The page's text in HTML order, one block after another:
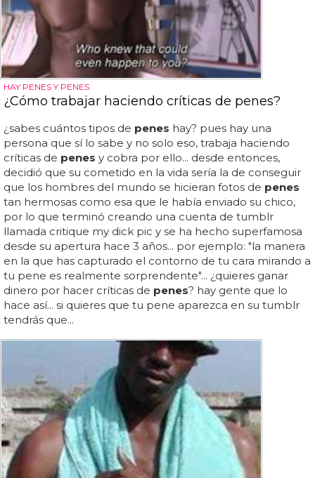
HAY PENES Y PENES
¿Cómo trabajar haciendo críticas de penes?
¿sabes cuántos tipos de penes hay? pues hay una
persona que sí lo sabe y no solo eso, trabaja haciendo
críticas de penes y cobra por ello... desde entonces,
decidió que su cometido en la vida sería la de conseguir
que los hombres del mundo se hicieran fotos de penes
tan hermosas como esa que le había enviado su chico,
por lo que terminó creando una cuenta de tumblr
llamada critique my dick pic y se ha hecho superfamosa
desde su apertura hace 3 años... por ejemplo: "la manera
en la que has capturado el contorno de tu cara mirando a
tu pene es realmente sorprendente"... ¿quieres ganar
dinero por hacer críticas de penes? hay gente que lo
hace así... si quieres que tu pene aparezca en su tumblr
tendrás que...